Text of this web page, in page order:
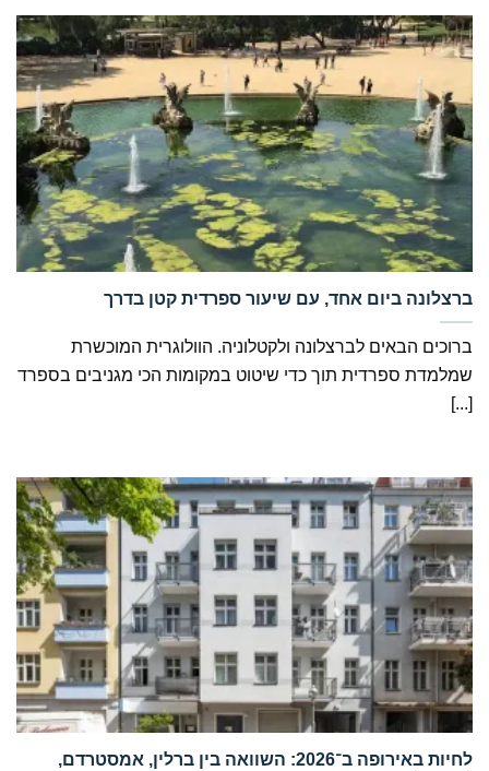
‏ברצלונה ביום אחד, עם שיעור ספרדית קטן בדרך
ברוכים הבאים לברצלונה ולקטלוניה. הוולוגרית המוכשרת
שמלמדת ספרדית תוך כדי שיטוט במקומות הכי מגניבים בספרד
[...]
‏לחיות באירופה ב־2026: השוואה בין ברלין, אמסטרדם,